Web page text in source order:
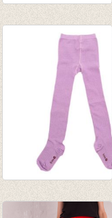
gestreept paars
Eva Soft Lila